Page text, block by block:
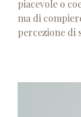
piacevole o
ma di
percezione di